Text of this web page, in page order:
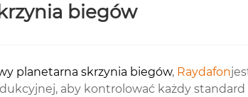
biegów
planetarna skrzynia biegów, Raydafon
aby kontrolować każdy